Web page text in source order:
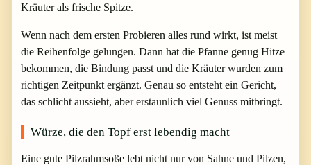
Kräuter als frische Spitze.
Wenn nach dem ersten Probieren alles rund wirkt, ist meist
die Reihenfolge gelungen. Dann hat die Pfanne genug Hitze
bekommen, die Bindung passt und die Kräuter wurden zum
richtigen Zeitpunkt ergänzt. Genau so entsteht ein Gericht,
das schlicht aussieht, aber erstaunlich viel Genuss mitbringt.
Würze, die den Topf erst lebendig macht
Eine gute Pilzrahmsoße lebt nicht nur von Sahne und Pilzen,